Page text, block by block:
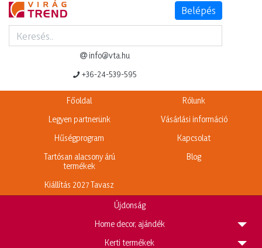
info@vta.hu
+36-24-539-595
Belépés
Főoldal
Rólunk
Legyen partnerünk
Vásárlási információ
Hűségprogram
Kapcsolat
Tartósan alacsony árú
termékek
Blog
Kiállítás 2027 Tavasz
Újdonság
Home decor, ajándék
Kerti termékek
Termék adatlap Legnépszerűbb termékeink